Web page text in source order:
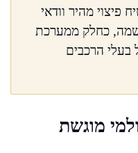
פיצוי מהיר וודאי
כחלק ממערכת
הרכבים
מוגשת